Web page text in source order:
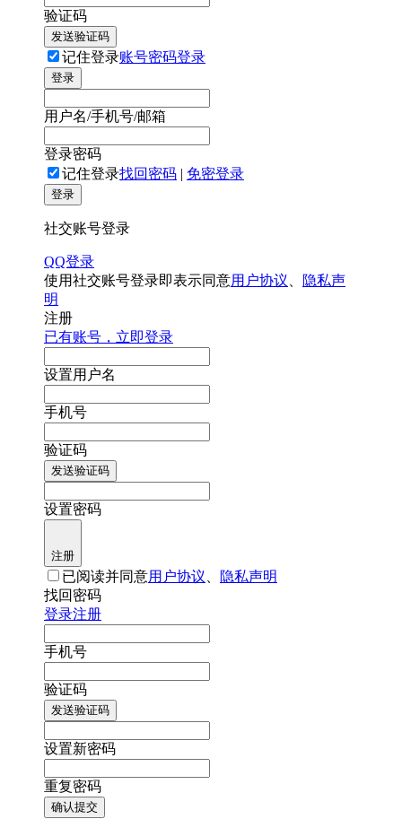
验证码
发送验证码
记住登录账号密码登录
登录
用户名/手机号/邮箱
登录密码
记住登录找回密码 | 免密登录
登录
社交账号登录
QQ登录
使用社交账号登录即表示同意用户协议
隐私声
明
注册
已有账号，立即登录
设置用户名
手机号
验证码
发送验证码
设置密码
注册
已阅读并同意用户协议
隐私声明
找回密码
登录注册
手机号
验证码
发送验证码
设置新密码
重复密码
确认提交